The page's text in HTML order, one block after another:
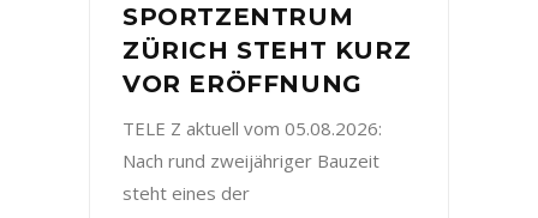
SPORTZENTRUM
ZÜRICH STEHT KURZ
VOR ERÖFFNUNG
TELE Z aktuell vom 05.08.2026:
Nach rund zweijähriger Bauzeit
steht eines der